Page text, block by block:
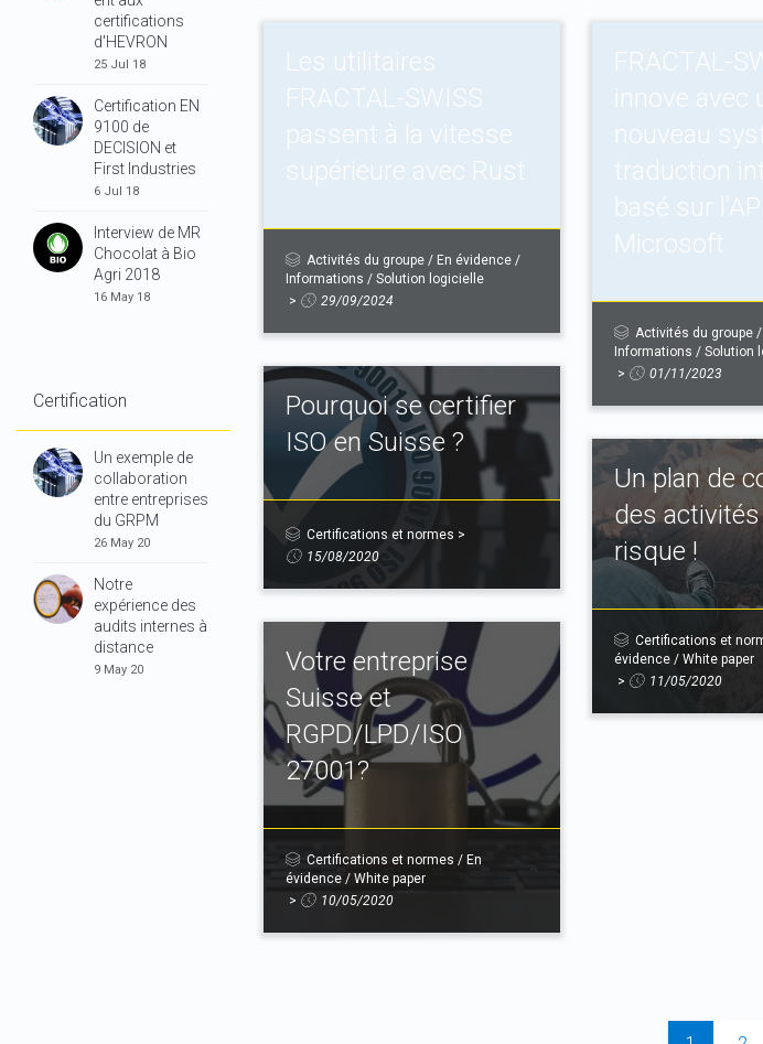
certifications
d'HEVRON
25 Jul 18
Certification EN
9100 de
DECISION et
First Industries
6 Jul 18
Interview de MR
Chocolat à Bio
Agri 2018
16 May 18
Certification
Un exemple de
collaboration
entre entreprises
du GRPM
26 May 20
Notre
expérience des
audits internes à
distance
9 May 20
Les utilitaires
FRACTAL-SWISS
passent à la vitesse
supérieure avec Rust
Activités du groupe / En évidence /
Informations / Solution logicielle
>
29/09/2024
FRACTAL-
innove avec
nouveau
traduction
basé sur
Microsoft
Activités du groupe /
Informations / Solution
>
01/11/2023
Pourquoi se certifier
ISO en Suisse ?
Certifications et normes >
15/08/2020
Un plan de
des
risque !
Certifications et
évidence / White paper
>
11/05/2020
Votre entreprise
Suisse et
RGPD/LPD/ISO
27001?
Certifications et normes / En
évidence / White paper
>
10/05/2020